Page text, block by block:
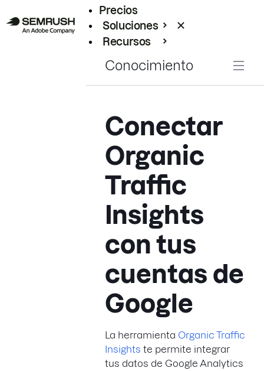
Precios
Soluciones
Recursos
Conocimiento
Conectar
Organic
Traffic
Insights
con tus
cuentas de
Google
La herramienta Organic Traffic
Insights te permite integrar
tus datos de Google Analytics